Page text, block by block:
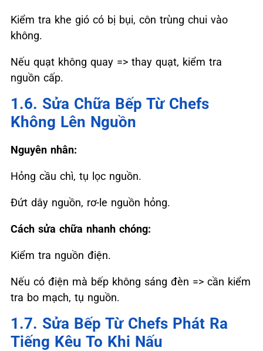
Kiểm tra khe gió có bị bụi, côn trùng chui vào
không.
Nếu quạt không quay => thay quạt, kiểm tra
nguồn cấp.
1.6. Sửa Chữa Bếp Từ Chefs
Không Lên Nguồn
Nguyên nhân:
Hỏng cầu chì, tụ lọc nguồn.
Đứt dây nguồn, rơ-le nguồn hỏng.
Cách sửa chữa nhanh chóng:
Kiểm tra nguồn điện.
Nếu có điện mà bếp không sáng đèn => cần kiểm
tra bo mạch, tụ nguồn.
1.7. Sửa Bếp Từ Chefs Phát Ra
Tiếng Kêu To Khi Nấu